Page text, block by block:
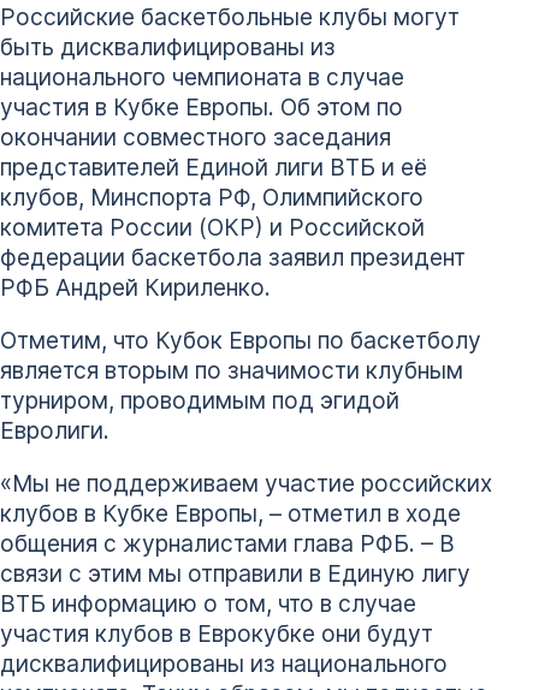
Российские баскетбольные клубы могут
быть дисквалифицированы из
национального чемпионата в случае
участия в Кубке Европы. Об этом по
окончании совместного заседания
представителей Единой лиги ВТБ и её
клубов, Минспорта РФ, Олимпийского
комитета России (ОКР) и Российской
федерации баскетбола заявил президент
РФБ Андрей Кириленко.
Отметим, что Кубок Европы по баскетболу
является вторым по значимости клубным
турниром, проводимым под эгидой
Евролиги.
«Мы не поддерживаем участие российских
клубов в Кубке Европы, – отметил в ходе
общения с журналистами глава РФБ. – В
связи с этим мы отправили в Единую лигу
ВТБ информацию о том, что в случае
участия клубов в Еврокубке они будут
дисквалифицированы из национального